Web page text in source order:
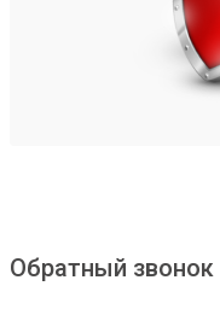
Обратный звонок